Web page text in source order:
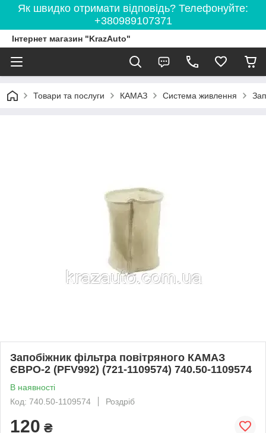
Як швидко отримати відповідь? Телефонуйте:
+380989107371
Інтернет магазин "KrazAuto"
Товари та послуги КАМАЗ Система живлення
Запобіжник фільтра повітряного КАМАЗ
ЄВРО-2 (PFV992) (721-1109574) 740.50-1109574
В наявності
Код: 740.50-1109574
Роздріб
120 ₴